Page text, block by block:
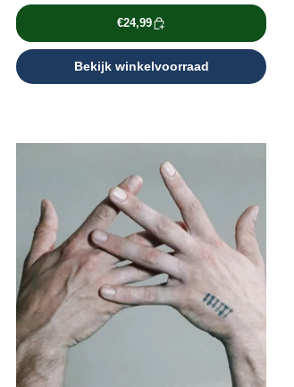
€24,99
Bekijk winkelvoorraad